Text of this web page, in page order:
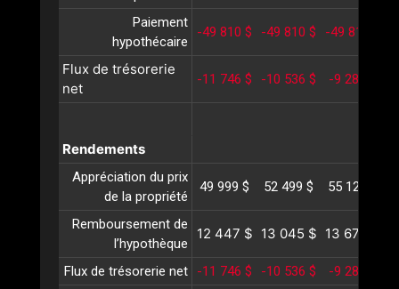
Paiement
hypothécaire
-49 810 $ -49 810 $ -49 810 $
Flux de trésorerie
net
-11 746 $ -10 536 $ -9 288 $
Rendements
Appréciation du prix
de la propriété
49 999 $ 52 499 $ 55 124 $
Remboursement de
l’hypothèque
12 447 $ 13 045 $ 13 672 $
Flux de trésorerie net -11 746 $ -10 536 $ -9 288 $